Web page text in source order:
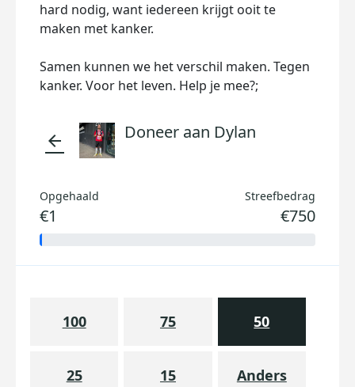
hard nodig, want iedereen krijgt ooit te
maken met kanker.
Samen kunnen we het verschil maken. Tegen
kanker. Voor het leven. Help je mee?;
arrow_back Doneer aan Dylan
Opgehaald
€1
Streefbedrag
€750
100 75 50
25 15 Anders